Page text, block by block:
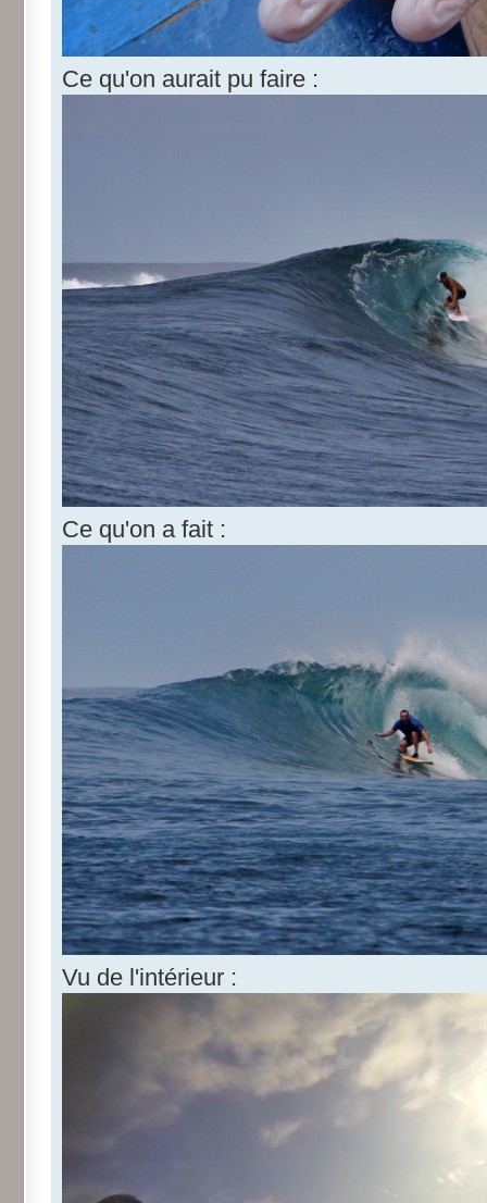
Ce qu'on aurait pu faire :
Ce qu'on a fait :
Vu de l'intérieur :